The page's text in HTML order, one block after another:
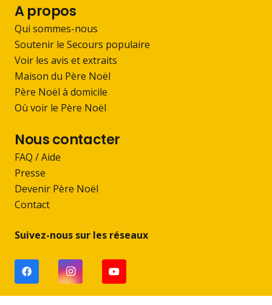
A propos
Qui sommes-nous
Soutenir le Secours populaire
Voir les avis et extraits
Maison du Père Noël
Père Noël à domicile
Où voir le Père Noël
Nous contacter
FAQ / Aide
Presse
Devenir Père Noël
Contact
Suivez-nous sur les réseaux